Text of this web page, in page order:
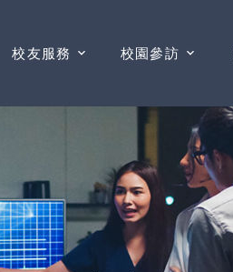
校友服務 校園參訪